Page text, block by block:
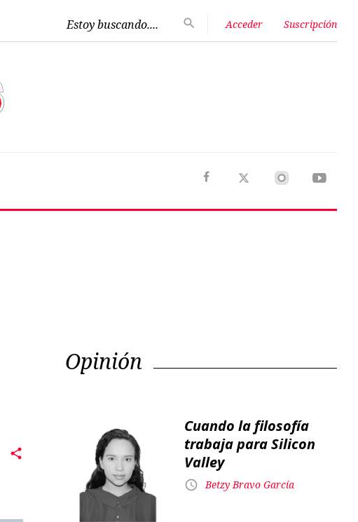
Estoy buscando.... Acceder Suscripción
Opinión
Cuando la filosofía
trabaja para Silicon
Valley
Betzy Bravo García